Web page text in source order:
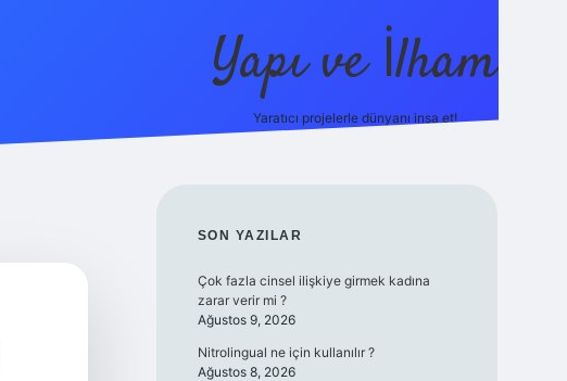
Yapı ve İlham
Yaratıcı projelerle dünyanı inşa et!
SIDEBAR
SON YAZILAR
Çok fazla cinsel ilişkiye girmek kadına
zarar verir mi ?
Ağustos 9, 2026
Nitrolingual ne için kullanılır ?
Ağustos 8, 2026